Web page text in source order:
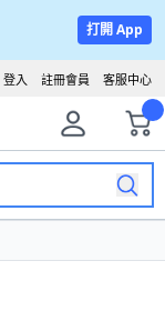
打開 App
客服中心
註冊會員
登入